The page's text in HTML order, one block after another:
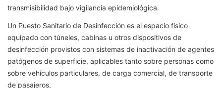
transmisibilidad bajo vigilancia epidemiológica.
Un Puesto Sanitario de Desinfección es el espacio físico
equipado con túneles, cabinas u otros dispositivos de
desinfección provistos con sistemas de inactivación de agentes
patógenos de superficie, aplicables tanto sobre personas como
sobre vehículos particulares, de carga comercial, de transporte
de pasajeros,